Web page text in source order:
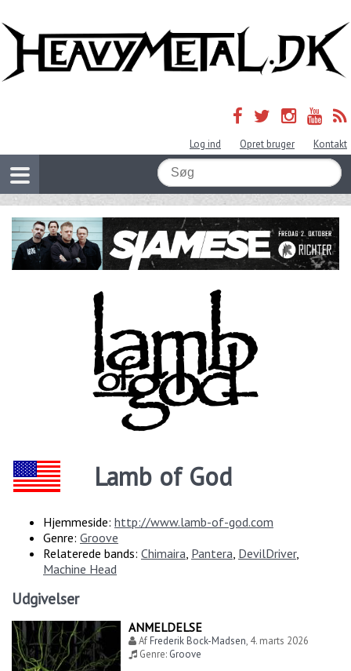
Log ind Opret bruger Kontakt
Lamb of God
Hjemmeside: http://www.lamb-of-god.com
Genre: Groove
Relaterede bands: Chimaira Pantera DevilDriver,
Machine Head
Udgivelser
ANMELDELSE
AfFrederik Bock-Madsen, 4. marts 2026
Genre: Groove